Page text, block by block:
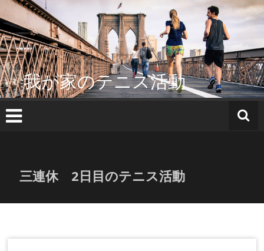
ン
テ
ン
ツ
へ
ス
キ
ッ
我が家のテニス活動
三連休 2日目のテニス活動